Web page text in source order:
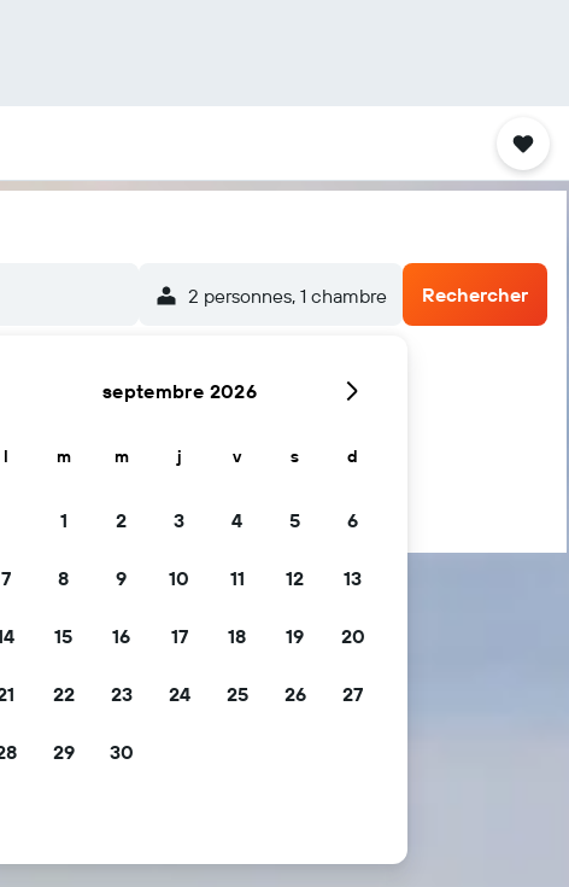
2 personnes, 1 chambre Rechercher
septembre 2026
l m m j v s d
1 2 3 4 5 6
7 8 9 10 11 12 13
15 16 17 18 19 20
22 23 24 25 26 27
29 30